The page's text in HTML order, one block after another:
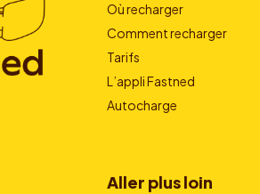
Où recharger
Comment recharger
Tarifs
L’appli Fastned
Autocharge
Aller plus loin